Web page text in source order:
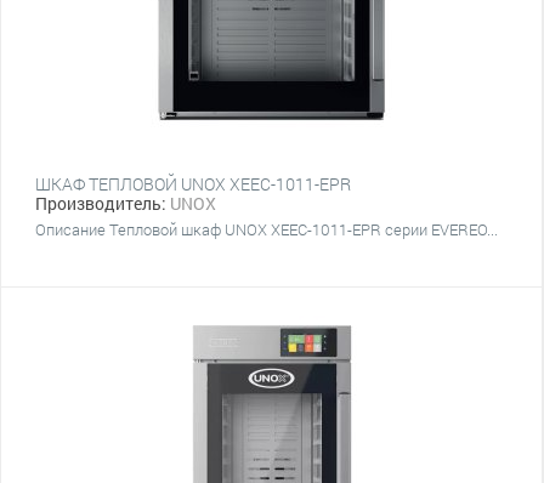
ШКАФ ТЕПЛОВОЙ UNOX XEEC-1011-EPR
Производитель: UNOX
Описание Тепловой шкаф UNOX XEEC-1011-EPR серии EVEREO...